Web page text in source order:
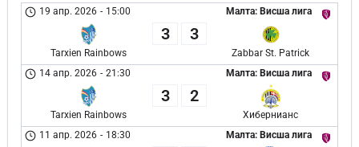
Малта: Висша лига
19 апр. 2026 - 15:00
Tarxien Rainbows
3 3
Zabbar St. Patrick
Малта: Висша лига
14 апр. 2026 - 21:30
Tarxien Rainbows
3 2
Хибернианс
Малта: Висша лига
11 апр. 2026 - 18:30